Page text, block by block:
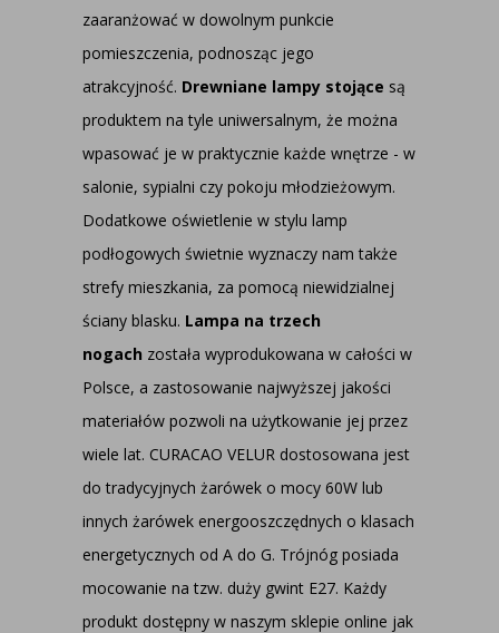
zaaranżować w dowolnym punkcie
pomieszczenia, podnosząc jego
atrakcyjność. Drewniane lampy stojące są
produktem na tyle uniwersalnym, że można
wpasować je w praktycznie każde wnętrze - w
salonie, sypialni czy pokoju młodzieżowym.
Dodatkowe oświetlenie w stylu lamp
podłogowych świetnie wyznaczy nam także
strefy mieszkania, za pomocą niewidzialnej
ściany blasku. Lampa na trzech
nogach została wyprodukowana w całości w
Polsce, a zastosowanie najwyższej jakości
materiałów pozwoli na użytkowanie jej przez
wiele lat. CURACAO VELUR dostosowana jest
do tradycyjnych żarówek o mocy 60W lub
innych żarówek energooszczędnych o klasach
energetycznych od A do G. Trójnóg posiada
mocowanie na tzw. duży gwint E27. Każdy
produkt dostępny w naszym sklepie online jak